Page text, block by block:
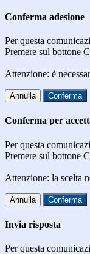
Conferma adesione
Per questa
Premere sul bottone
Attenzione: è
Annulla Conferma
Conferma per
Per questa
Premere sul bottone
Attenzione: la scelta
Annulla Conferma
Invia risposta
Per questa